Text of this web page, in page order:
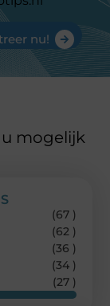
nu!
mogelijk
(67 )
(62 )
(36 )
(34 )
(27 )